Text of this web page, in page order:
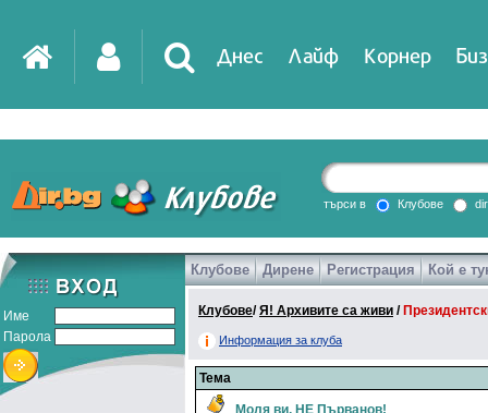
Днес Лайф Корнер
DirTV Impressio
Games
търси в Клубове
Име
Парола
Клубове Дирене Регистрация Кой е
Клубове/Я! Архивите са живи /
Информация за клуба
Тема
Моля ви, НЕ Първанов!